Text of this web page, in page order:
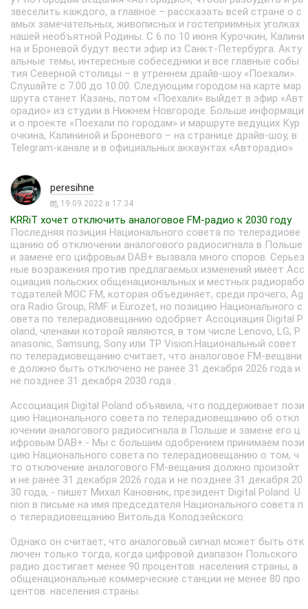
звеселить каждого, а главное – рассказать всей стране о с
амых замечательных, живописных и гостеприимных уголках
нашей необъятной Родины. С 6 по 10 июня Курочкин, Калини
на и Броневой будут вести эфир из Санкт-Петербурга. Акту
альные темы, интересные собеседники и все главные собы
тия Северной столицы – в утреннем драйв-шоу «Поехали».
Слушайте с 7:00 до 10:00. Следующим городом на карте мар
шрута станет Казань, потом «Поехали» выйдет в эфир «Авт
орадио» из студии в Нижнем Новгороде. Больше информаци
и о проекте «Поехали по городам» и маршруте ведущих Кур
очкина, Калининой и Броневого – на странице драйв-шоу, в
Telegram-канале и в официальных аккаунтах «Авторадио»
peresihne
19.09.2022 в 17:34
KRRiT хочет отключить аналоговое FM-радио к 2030 году
Последняя позиция Национального совета по телерадиове
щанию об отключении аналогового радиосигнала в Польше
и замене его цифровым DAB+ вызвала много споров. Серьез
ные возражения против предлагаемых изменений имеет Асс
оциация польских общенациональных и местных радиорабо
тодателей MOC FM, которая объединяет, среди прочего, Ag
ora Radio Group, RMF и Eurozet, но позицию Национального с
овета по телерадиовещанию одобряет Ассоциация Digital P
oland, членами которой являются, в том числе Lenovo, LG, P
anasonic, Samsung, Sony или TP Vision.Национальный совет
по телерадиовещанию считает, что аналоговое FM-вещани
е должно быть отключено не ранее 31 декабря 2026 года и
не позднее 31 декабря 2030 года .
Ассоциация Digital Poland объявила, что поддерживает пози
цию Национального совета по телерадиовещанию об откл
ючении аналогового радиосигнала в Польше и замене его ц
ифровым DAB+.- Мы с большим одобрением принимаем пози
цию Национального совета по телерадиовещанию о том, ч
то отключение аналогового FM-вещания должно произойт
и не ранее 31 декабря 2026 года и не позднее 31 декабря 20
30 года, - пишет Михал Кановник, президент Digital Poland. U
nion в письме на имя председателя Национального совета п
о телерадиовещанию Витольда Колодзейского.
Однако он считает, что аналоговый сигнал может быть отк
лючен только тогда, когда цифровой диапазон Польского
радио достигает менее 90 процентов. населения страны, а
общенациональные коммерческие станции не менее 80 про
центов. населения страны.